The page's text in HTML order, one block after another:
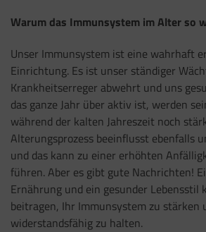
Warum das Immunsystem im Alter so
Unser Immunsystem ist eine wahrhaft
Einrichtung. Es ist unser ständiger
Krankheitserreger abwehrt und uns
das ganze Jahr über aktiv ist, werden
während der kalten Jahreszeit noch
Alterungsprozess beeinflusst ebenfalls
und das kann zu einer erhöhten
führen. Aber es gibt gute Nachrichten!
Ernährung und ein gesunder Lebensstil
beitragen, Ihr Immunsystem zu stärken
widerstandsfähig zu halten.